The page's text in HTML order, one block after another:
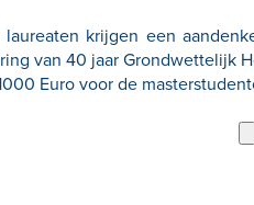
laureaten krijgen een
van 40 jaar Grondwettelijk
Euro voor de